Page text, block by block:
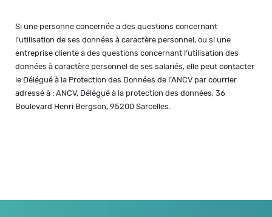
Si une personne concernée a des questions concernant
l’utilisation de ses données à caractère personnel, ou si une
entreprise cliente a des questions concernant l’utilisation des
données à caractère personnel de ses salariés, elle peut contacter
le Délégué à la Protection des Données de l’ANCV par courrier
adressé à : ANCV, Délégué à la protection des données, 36
Boulevard Henri Bergson, 95200 Sarcelles.